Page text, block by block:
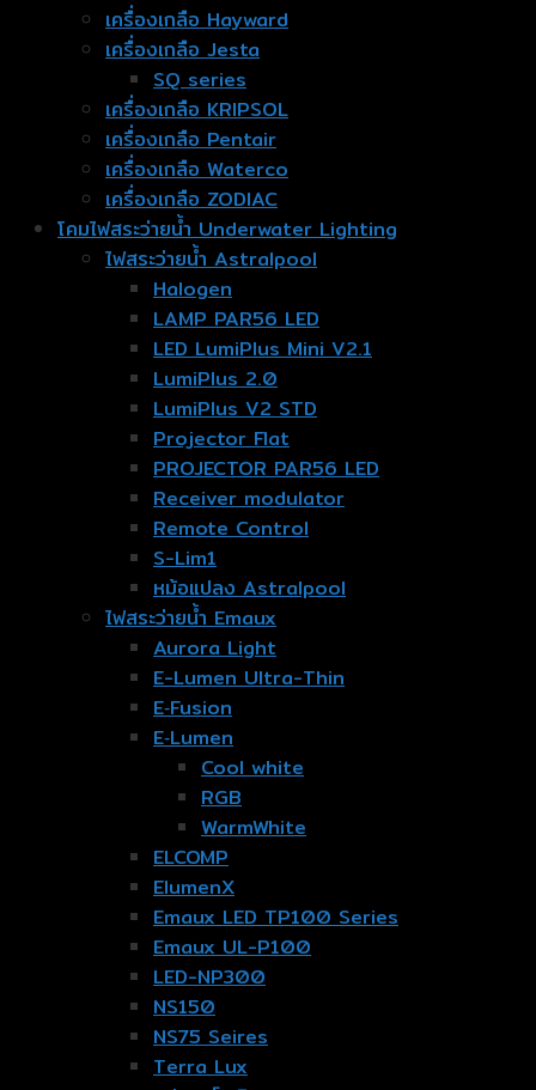
เครื่องเกลือ Hayward
เครื่องเกลือ Jesta
SQ series
เครื่องเกลือ KRIPSOL
เครื่องเกลือ Pentair
เครื่องเกลือ Waterco
เครื่องเกลือ ZODIAC
โคมไฟสระว่ายน้ำ Underwater Lighting
ไฟสระว่ายน้ำ Astralpool
Halogen
LAMP PAR56 LED
LED LumiPlus Mini V2.1
LumiPlus 2.0
LumiPlus V2 STD
Projector Flat
PROJECTOR PAR56 LED
Receiver modulator
Remote Control
S-Lim1
หม้อแปลง Astralpool
ไฟสระว่ายน้ำ Emaux
Aurora Light
E-Lumen Ultra-Thin
E‐Fusion
E‐Lumen
Cool white
RGB
WarmWhite
ELCOMP
ElumenX
Emaux LED TP100 Series
Emaux UL-P100
LED-NP300
NS150
NS75 Seires
Terra Lux